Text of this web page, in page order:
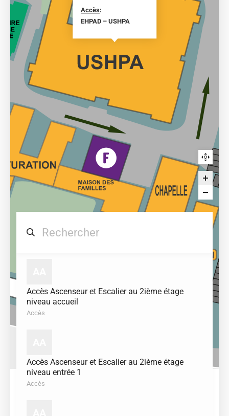
Accès:
EHPAD – USHPA
Accès Ascenseur et Escalier au 2ième étage
niveau accueil
Accès
Accès Ascenseur et Escalier au 2ième étage
niveau entrée 1
Accès